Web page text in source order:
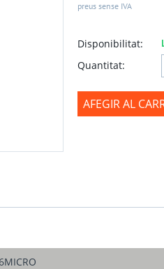
preus sense IVA
Disponibilitat:
Quantitat:
AFEGIR AL